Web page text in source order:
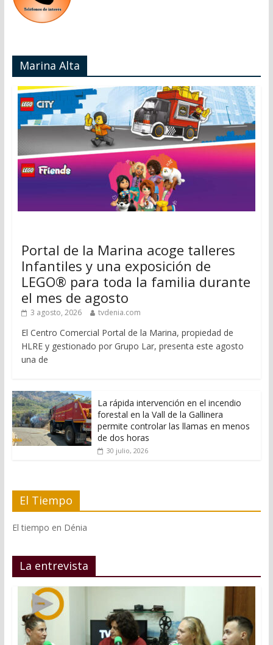
Marina Alta
Portal de la Marina acoge talleres
Infantiles y una exposición de
LEGO® para toda la familia durante
el mes de agosto
3 agosto, 2026 tvdenia.com
El Centro Comercial Portal de la Marina, propiedad de
HLRE y gestionado por Grupo Lar, presenta este agosto
una de
La rápida intervención en el incendio
forestal en la Vall de la Gallinera
permite controlar las llamas en menos
de dos horas
30 julio, 2026
El Tiempo
El tiempo en Dénia
La entrevista